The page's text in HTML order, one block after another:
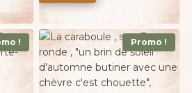
€.
! Promo !